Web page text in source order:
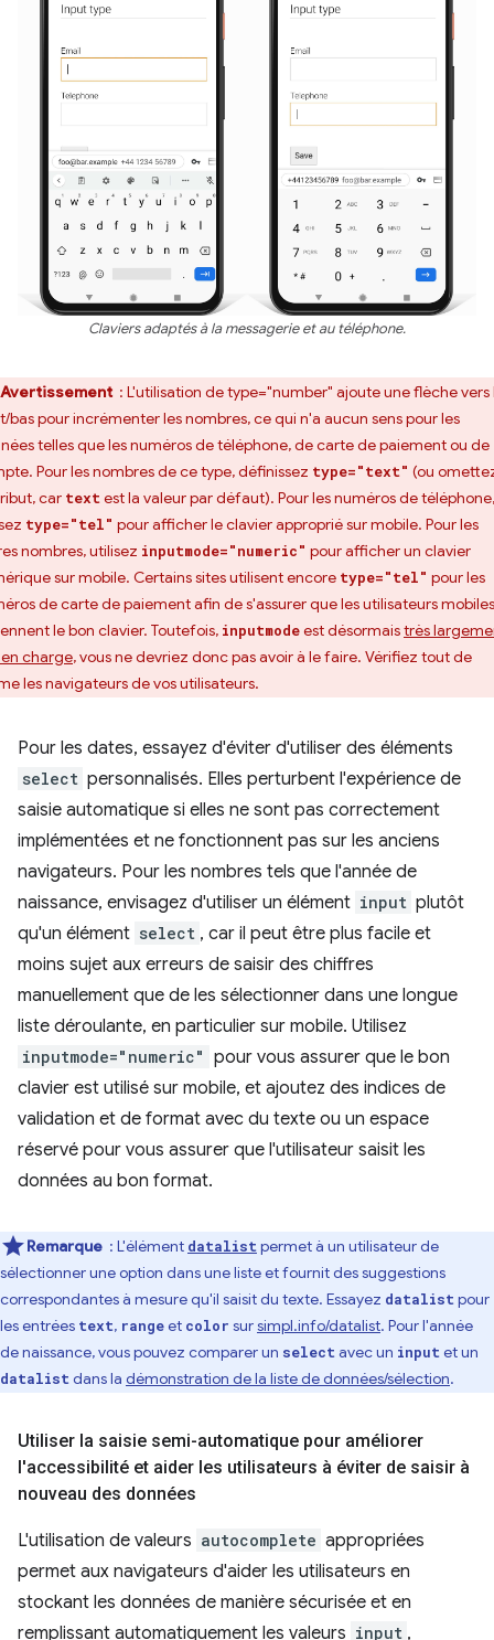
Claviers adaptés à la messagerie et au téléphone.
Avertissement : L'utilisation de type="number" ajoute une flèche vers
bas pour incrémenter les nombres, ce qui n'a aucun sens pour les
telles que les numéros de téléphone, de carte de paiement ou de
Pour les nombres de ce type, définissez type="text" (ou
car textest la valeur par défaut). Pour les numéros de téléphone,
type="tel" pour afficher le clavier approprié sur mobile. Pour les
nombres, utilisez inputmode="numeric" pour afficher un clavier
sur mobile. Certains sites utilisent encore type="tel" pour les
de carte de paiement afin de s'assurer que les utilisateurs mobiles
le bon clavier. Toutefois, inputmodeest désormaistrès
charge, vous ne devriez donc pas avoir à le faire. Vérifiez tout de
les navigateurs de vos utilisateurs.
Pour les dates, essayez d'éviter d'utiliser des éléments
select personnalisés. Elles perturbent l'expérience de
saisie automatique si elles ne sont pas correctement
implémentées et ne fonctionnent pas sur les anciens
navigateurs. Pour les nombres tels que l'année de
naissance, envisagez d'utiliser un élément input plutôt
qu'un élément select , car il peut être plus facile et
moins sujet aux erreurs de saisir des chiffres
manuellement que de les sélectionner dans une longue
liste déroulante, en particulier sur mobile. Utilisez
inputmode="numeric" pour vous assurer que le bon
clavier est utilisé sur mobile, et ajoutez des indices de
validation et de format avec du texte ou un espace
réservé pour vous assurer que l'utilisateur saisit les
données au bon format.
Remarque : L'élément datalistpermet à un utilisateur de
sélectionner une option dans une liste et fournit des suggestions
correspondantes à mesure qu'il saisit du texte. Essayez datalistpour
les entrées text, rangeet color sursimpl.info/datalist. Pour l'année
de naissance, vous pouvez comparer un selectavec un inputet un
datalistdans la démonstration de la liste de données/sélection.
Utiliser la saisie semi-automatique pour améliorer
l'accessibilité et aider les utilisateurs à éviter de saisir à
nouveau des données
L'utilisation de valeurs autocomplete appropriées
permet aux navigateurs d'aider les utilisateurs en
stockant les données de manière sécurisée et en
remplissant automatiquement les valeurs input ,